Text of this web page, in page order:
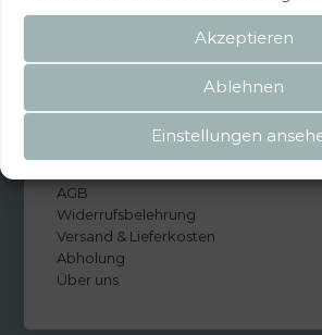
Akzeptieren
Ablehnen
Einstellungen
INFORMATIONEN
AGB
Widerrufsbelehrung
Versand & Lieferkosten
Abholung
Über uns